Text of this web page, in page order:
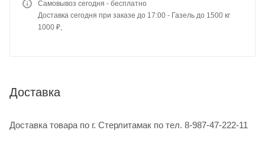
Самовывоз сегодня - бесплатно
Доставка сегодня при заказе до 17:00 - Газель до 1500 кг
1000 ₽,
Доставка
Доставка товара по г. Стерлитамак по тел. 8-987-47-222-11